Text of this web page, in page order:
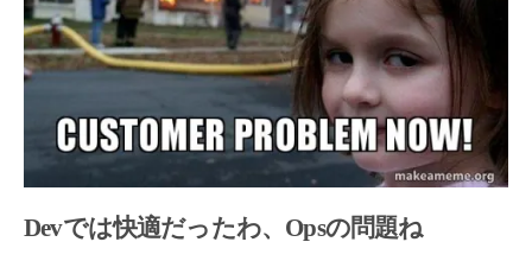
Devでは快適だったわ、Opsの問題ね